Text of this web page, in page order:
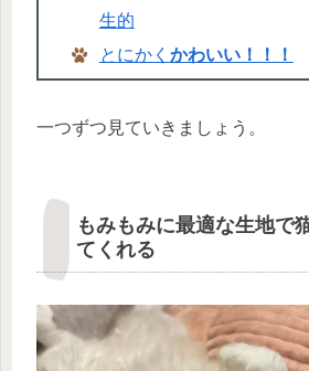
生的
とにかく かわいい！！！
一つずつ見ていきましょう。
もみもみに最適な生地で
てくれる